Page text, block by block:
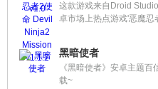
这款游戏来自Droid
卓市场上热点游戏'恶魔忍
更加清楚，而且里面人物
更大了一点。
黑暗使者
《黑暗使者》安卓主题百
载~